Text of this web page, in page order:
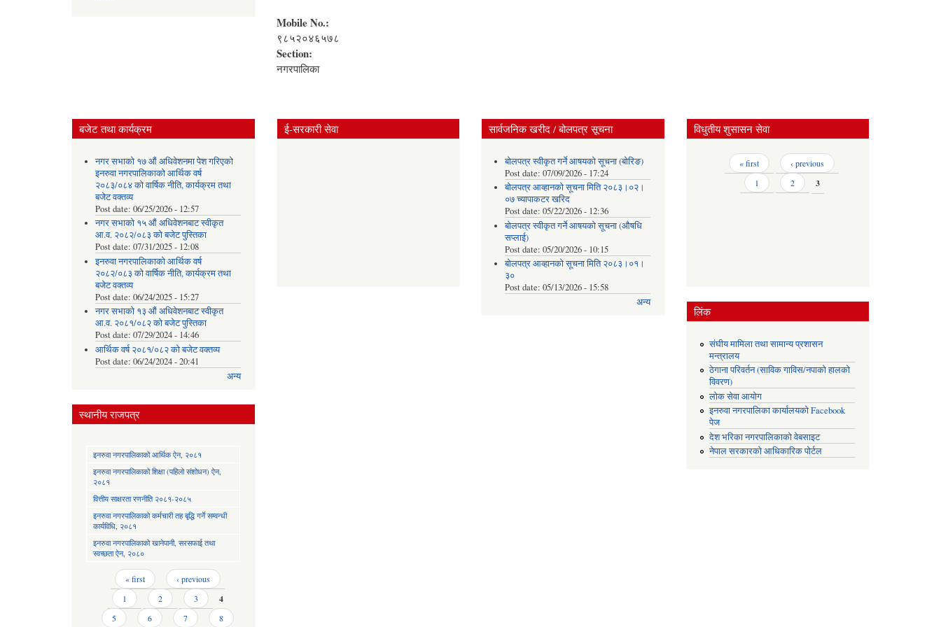
Mobile No.:
९८५२०४६५७८
Section:
नगरपालिका
बजेट तथा कार्यक्रम
नगर सभाको १७ औं अधिवेशनमा पेश गरिएको
इनरुवा नगरपालिकाको आर्थिक वर्ष
२०८३/०८४ को वार्षिक नीति, कार्यक्रम तथा
बजेट वक्तव्य
Post date: 06/25/2026 - 12:57
नगर सभाको १५ औं अधिवेशनबाट स्वीकृत
आ.व. २०८२/०८३ को बजेट पुस्तिका
Post date: 07/31/2025 - 12:08
इनरुवा नगरपालिकाको आर्थिक वर्ष
२०८२/०८३ को वार्षिक नीति, कार्यक्रम तथा
बजेट वक्तव्य
Post date: 06/24/2025 - 15:27
नगर सभाको १३ औं अधिवेशनबाट स्वीकृत
आ.व. २०८१/०८२ को बजेट पुस्तिका
Post date: 07/29/2024 - 14:46
आर्थिक वर्ष २०८१/०८२ को बजेट वक्तव्य
Post date: 06/24/2024 - 20:41
अन्य
स्थानीय राजपत्र
इनरुवा नगरपालिकाको आर्थिक ऐन, २०८१
इनरुवा नगरपालिकाको शिक्षा (पहिलो संशोधन) ऐन,
२०८१
वित्तीय साक्षरता रणनीति २०८१-२०८५
इनरुवा नगरपालिकाको कर्मचारी तह बृद्धि गर्ने सम्वन्धी
कार्यविधि, २०८१
इनरुवा नगरपालिकाको खानेपानी, सरसफाई तथा
स्वच्छता ऐन, २०८०
« first
‹ previous
1
2 3 4
5 6 7
8
ई-सरकारी सेवा सार्वजनिक खरीद / बोलपत्र सूचना
बोलपत्र स्वीकृत गर्ने आषयको सूचना (बोरिङ)
Post date: 07/09/2026 - 17:24
बोलपत्र आव्हानको सूचना मिति २०८३।०२।
०७ च्यापाकटर खरिद
Post date: 05/22/2026 - 12:36
बोलपत्र स्वीकृत गर्ने आषयको सूचना (औषधि
सप्लाई)
Post date: 05/20/2026 - 10:15
बोलपत्र आव्हानको सूचना मिति २०८३।०१।
३०
Post date: 05/13/2026 - 15:58
अन्य
विधुतीय शुसासन सेवा
Pages « first
‹ previous
1
2 3
लिंक
संघीय मामिला तथा सामान्य प्रशासन
मन्त्रालय
ठेगाना परिवर्तन (साविक गाविस/नपाको हालको
विवरण)
लोक सेवा आयोग
इनरुवा नगरपालिका कार्यालयको Facebook
पेज
देश भरिका नगरपालिकाको वेबसाइट
नेपाल सरकारको आधिकारिक पोर्टल